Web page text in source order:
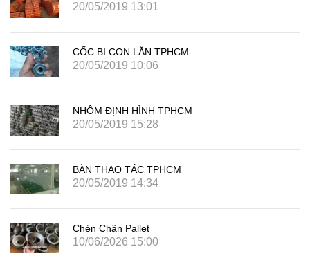
20/05/2019 13:01
CỐC BI CON LĂN TPHCM
20/05/2019 10:06
NHÔM ĐỊNH HÌNH TPHCM
20/05/2019 15:28
BÀN THAO TÁC TPHCM
20/05/2019 14:34
Chén Chân Pallet
10/06/2026 15:00